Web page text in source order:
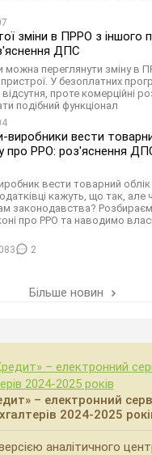
зміни в ПРРО з іншого
ДПС
переглянути зміну в
У безоплатних
відсутня, проте комерційні
подібний функціонал
вести
про РРО: роз'яснення
вести товарний
кажуть, що так, але
законодавства?
про РРО та наводимо
2
Більше новин
– електронний
2024-2025
аналітичного